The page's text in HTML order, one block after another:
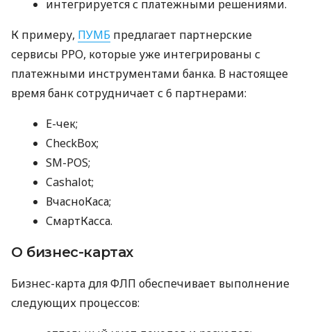
интегрируется с платежными решениями.
К примеру, ПУМБ предлагает партнерские
сервисы РРО, которые уже интегрированы с
платежными инструментами банка. В настоящее
время банк сотрудничает с 6 партнерами:
E-чек;
CheckBox;
SM-POS;
Cashalot;
ВчасноКаса;
СмартКасса.
О бизнес-картах
Бизнес-карта для ФЛП обеспечивает выполнение
следующих процессов: